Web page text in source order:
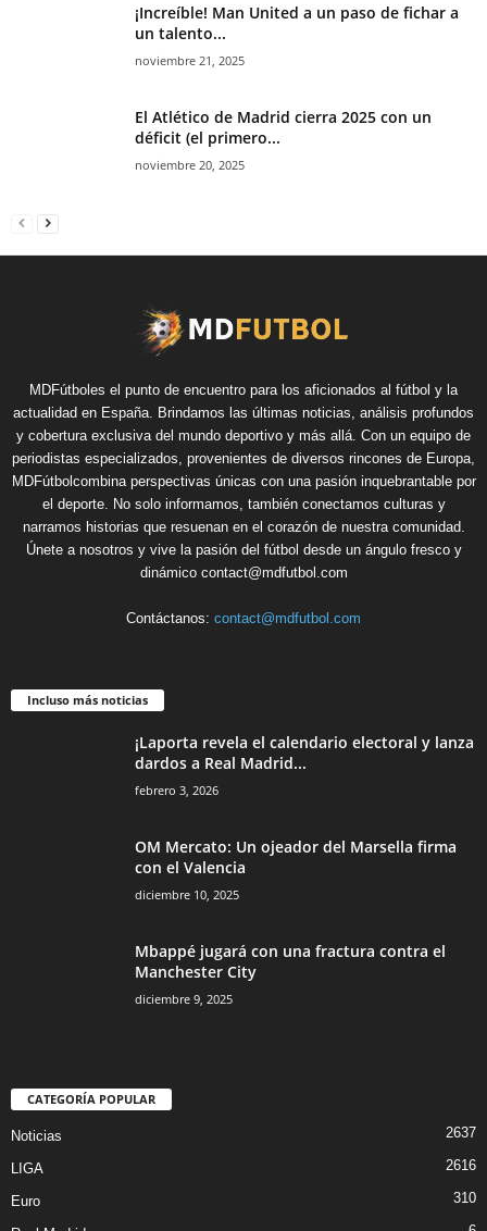
¡Increíble! Man United a un paso de fichar a
un talento...
noviembre 21, 2025
El Atlético de Madrid cierra 2025 con un
déficit (el primero...
noviembre 20, 2025
MDFútboles el punto de encuentro para los aficionados al fútbol y la
actualidad en España. Brindamos las últimas noticias, análisis profundos
y cobertura exclusiva del mundo deportivo y más allá. Con un equipo de
periodistas especializados, provenientes de diversos rincones de Europa,
MDFútbolcombina perspectivas únicas con una pasión inquebrantable por
el deporte. No solo informamos, también conectamos culturas y
narramos historias que resuenan en el corazón de nuestra comunidad.
Únete a nosotros y vive la pasión del fútbol desde un ángulo fresco y
dinámico contact@mdfutbol.com
Contáctanos: contact@mdfutbol.com
Incluso más noticias
¡Laporta revela el calendario electoral y lanza
dardos a Real Madrid...
febrero 3, 2026
OM Mercato: Un ojeador del Marsella firma
con el Valencia
diciembre 10, 2025
Mbappé jugará con una fractura contra el
Manchester City
diciembre 9, 2025
CATEGORÍA POPULAR
Noticias 2637
LIGA 2616
Euro 310